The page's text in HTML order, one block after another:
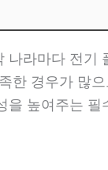
라마다 전기
한 경우가 많
높여주는